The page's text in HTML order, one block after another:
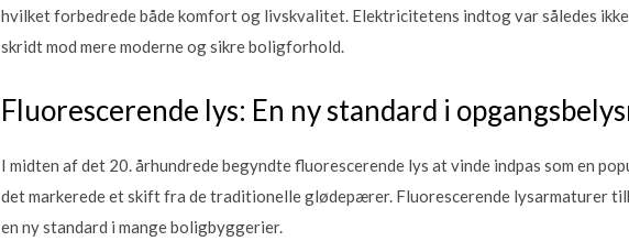
hvilket forbedrede både komfort og livskvalitet. Elektricitetens indtog var således
skridt mod mere moderne og sikre boligforhold.
Fluorescerende lys: En ny standard i
I midten af det 20. århundrede begyndte fluorescerende lys at vinde indpas som en
det markerede et skift fra de traditionelle glødepærer. Fluorescerende lysarmaturer
en ny standard i mange boligbyggerier.